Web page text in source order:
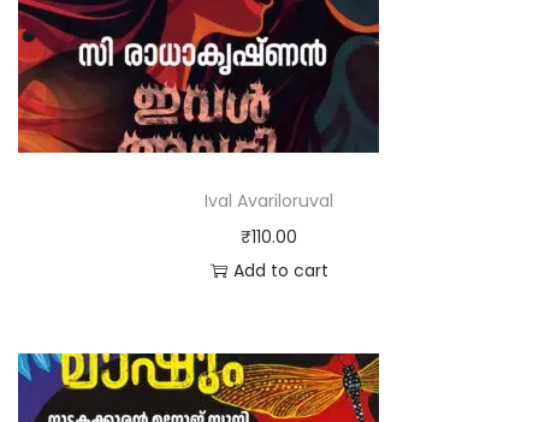
Ival Avariloruval
₹110.00
Add to cart